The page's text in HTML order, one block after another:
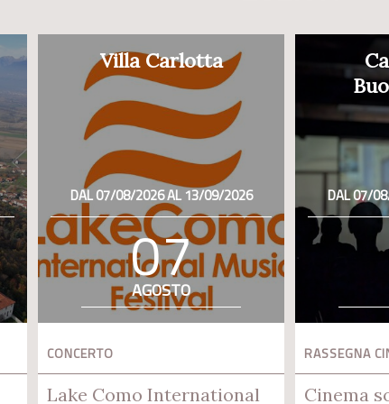
Villa Carlotta
DAL 07/08/2026 AL 13/09/2026
07
AGOSTO
CONCERTO
Lake Como International
DAL 07/
RASSEGNA
Cinema